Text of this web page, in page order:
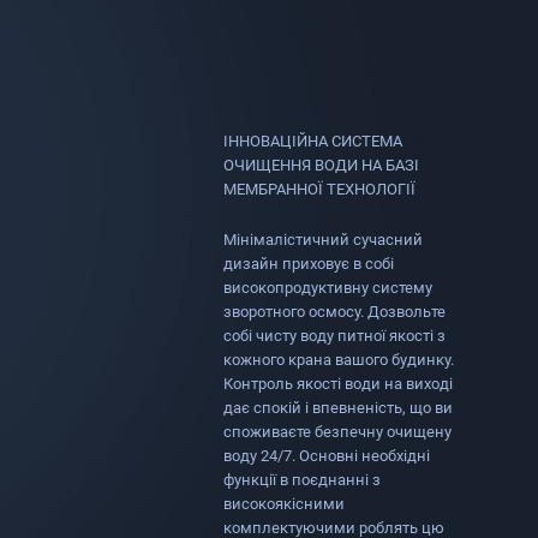
ІННОВАЦІЙНА СИСТЕМА
ОЧИЩЕННЯ ВОДИ НА БАЗІ
МЕМБРАННОЇ ТЕХНОЛОГІЇ
Мінімалістичний сучасний
дизайн приховує в собі
високопродуктивну систему
зворотного осмосу. Дозвольте
собі чисту воду питної якості з
кожного крана вашого будинку.
Контроль якості води на виході
дає спокій і впевненість, що ви
споживаєте безпечну очищену
воду 24/7. Основні необхідні
функції в поєднанні з
високоякісними
комплектуючими роблять цю